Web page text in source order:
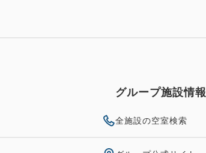
グループ施設情報
全施設の空室検索